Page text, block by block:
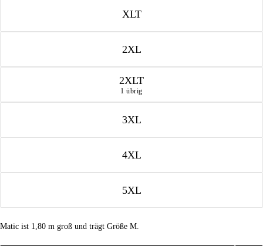
XLT
2XL
2XLT
1 übrig
3XL
4XL
5XL
Matic ist 1,80 m groß und trägt Größe M.